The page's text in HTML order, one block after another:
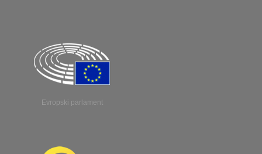
Evropski parlament